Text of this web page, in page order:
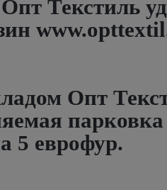
Текстиль
Опт
5 еврофур.